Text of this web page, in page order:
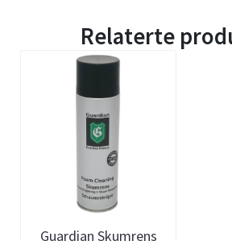
Relaterte
Guardian Skumrens